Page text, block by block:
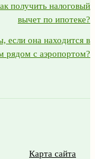
получить налоговый
вычет по ипотеке?
если она находится в
рядом с аэропортом?
Карта сайта